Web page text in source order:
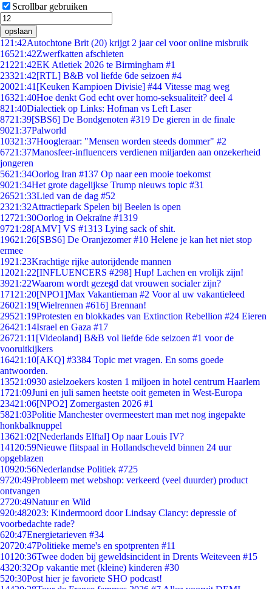
Scrollbar gebruiken
opslaan
1 21:42Autochtone Brit (20) krijgt 2 jaar cel voor online misbruik
16521:42Zwerfkatten afschieten
21221:42EK Atletiek 2026 te Birmingham #1
23321:42[RTL] B&B vol liefde 6de seizoen #4
20021:41 [Keuken Kampioen Divisie] #44 Vitesse mag weg
16321:40Hoe denkt God echt over homo-seksualiteit? deel 4
821:40Dialectiek op Links: Hofman vs Left Laser
8721:39[SBS6] De Bondgenoten #319 De gieren in de finale
9021:37Palworld
10321:37Hoogleraar: "Mensen worden steeds dommer" #2
6721:37Manosfeer-influencers verdienen miljarden aan onzekerheid
jongeren
5621:34Oorlog Iran #137 Op naar een mooie toekomst
9021:34Het grote dagelijkse Trump nieuws topic #31
26521:33Lied van de dag #52
2321:32Attractiepark Spelen bij Beelen is open
12721:30Oorlog in Oekraïne #1319
9721:28[AMV] VS #1313 Lying sack of shit.
19621:26[SBS6] De Oranjezomer #10 Helene je kan het niet stop
ermee
1921:23Krachtige rijke autorijdende mannen
12021:22[INFLUENCERS #298] Hup! Lachen en vrolijk zijn!
3921:22Waarom wordt gezegd dat vrouwen socialer zijn?
171 21:20[NPO1]Max Vakantieman #2 Voor al uw vakantieleed
26021:19[Wielrennen #616] Brennan!
29521:19Protesten en blokkades van Extinction Rebellion #24 Eieren
26421:14Israel en Gaza #17
26721:11 [Videoland] B&B vol liefde 6de seizoen #1 voor de
vooruitkijkers
16421:10[AKQ] #3384 Topic met vragen. En soms goede
antwoorden.
13521:0930 asielzoekers kosten 1 miljoen in hotel centrum Haarlem
1721:09Juni en juli samen heetste ooit gemeten in West-Europa
23421:06[NPO2] Zomergasten 2026 #1
5821:03Politie Manchester overmeestert man met nog ingepakte
honkbalknuppel
13621:02[Nederlands Elftal] Op naar Louis IV?
141 20:59Nieuwe flitspaal in Hollandscheveld binnen 24 uur
opgeblazen
10920:56Nederlandse Politiek #725
9720:49Probleem met webshop: verkeerd (veel duurder) product
ontvangen
2720:49Natuur en Wild
920:482023: Kindermoord door Lindsay Clancy: depressie of
voorbedachte rade?
620:47Energietarieven #34
20720:47Politieke meme's en spotprenten #11
101 20:36Twee doden bij geweldsincident in Drents Weiteveen #15
4320:32Op vakantie met (kleine) kinderen #30
520:30Post hier je favoriete SHO podcast!